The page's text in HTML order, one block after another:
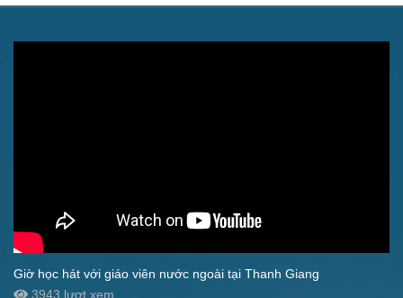
Giờ học hát với giáo viên nước ngoài tại Thanh Giang
3943 lượt xem